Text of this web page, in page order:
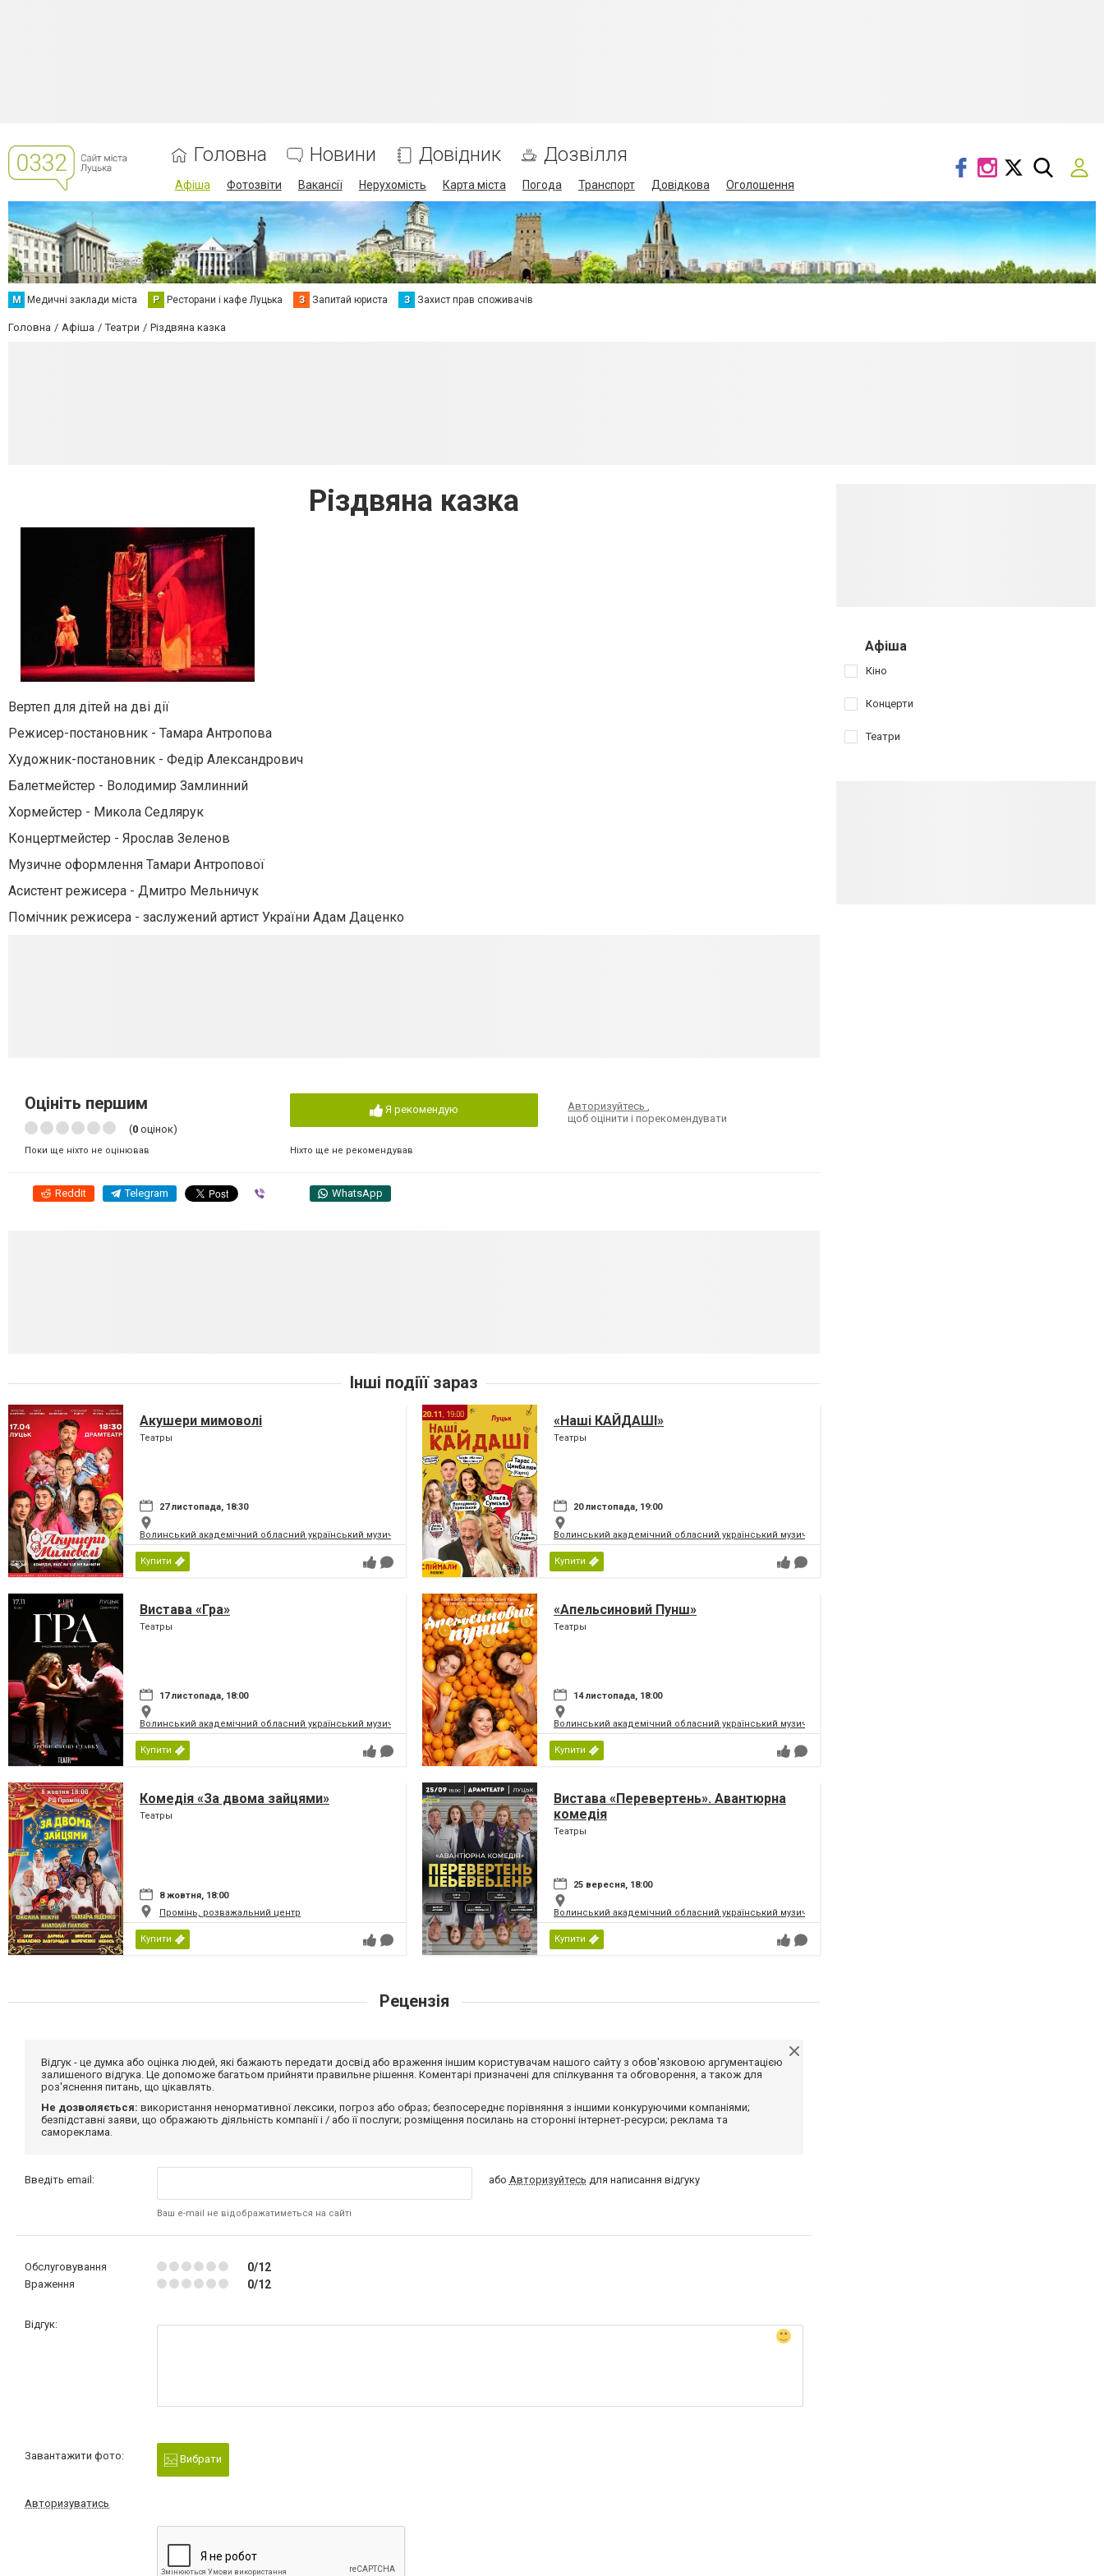
Головна Новини Довідник Дозвілля
Афіша Фотозвіти Вакансії Нерухомість Карта міста Погода Транспорт Довідкова Оголошення
М Медичні заклади міста Р Ресторани і кафе Луцька З Запитай юриста З Захист прав споживачів
Головна Афіша Театри Різдвяна казка
Різдвяна казка
Вертеп для дітей на дві дії
Режисер-постановник - Тамара Антропова
Художник-постановник - Федір Александрович
Балетмейстер - Володимир Замлинний
Хормейстер - Микола Седлярук
Концертмейстер - Ярослав Зеленов
Музичне оформлення Тамари Антропової
Асистент режисера - Дмитро Мельничук
Помічник режисера - заслужений артист України Адам Даценко
Оцініть першим
(0 оцінок)
Поки ще ніхто не оцінював
Я рекомендую
Ніхто ще не рекомендував
Авторизуйтесь,
щоб оцінити і порекомендувати
Reddit Telegram WhatsApp
Інші подіїї зараз
Акушери мимоволі
Театры
27 листопада, 18:30
Волинський академічний обласний український музично-драматичний театр ім.Т.Г.Шевченка
Купити
«Наші КАЙДАШІ»
Театры
20 листопада, 19:00
Волинський академічний обласний український музично-драматичний театр ім.Т.Г.Шевченка
Купити
Вистава «Гра»
Театры
17 листопада, 18:00
Волинський академічний обласний український музично-драматичний театр ім.Т.Г.Шевченка
Купити
«Апельсиновий Пунш»
Театры
14 листопада, 18:00
Волинський академічний обласний український музично-драматичний театр ім.Т.Г.Шевченка
Купити
Комедія «За двома зайцями»
Театры
8 жовтня, 18:00
Промінь, розважальний центр
Купити
Вистава «Перевертень». Авантюрна
комедія
Театры
25 вересня, 18:00
Волинський академічний обласний український музично-драматичний театр ім.Т.Г.Шевченка
Купити
Рецензія
Відгук - це думка або оцінка людей, які бажають передати досвід або враження іншим користувачам нашого сайту з обов'язковою аргументацією
залишеного відгука. Це допоможе багатьом прийняти правильне рішення. Коментарі призначені для спілкування та обговорення, а також для
роз'яснення питань, що цікавлять.
Не дозволяється: використання ненормативної лексики, погроз або образ; безпосереднє порівняння з іншими конкуруючими компаніями;
безпідставні заяви, що ображають діяльність компанії і / або її послуги; розміщення посилань на сторонні інтернет-ресурси; реклама та
самореклама.
Введіть email:
Ваш e-mail не відображатиметься на сайті
або Авторизуйтесь для написання відгуку
Обслуговування 0/12
Враження 0/12
Відгук:
Завантажити фото: Вибрати
Авторизуватись
Афіша
Кіно
Концерти
Театри